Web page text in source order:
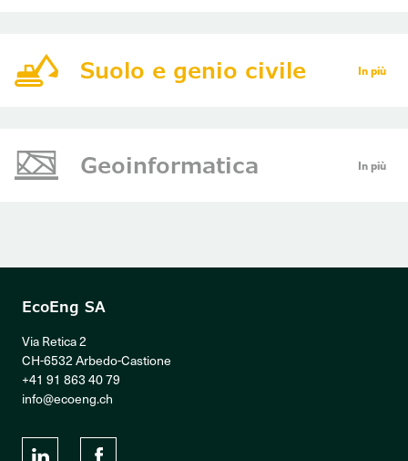
Suolo e genio civile In più
Geoinformatica In più
EcoEng SA
Via Retica 2
CH-6532 Arbedo-Castione
+41 91 863 40 79
info@ecoeng.ch